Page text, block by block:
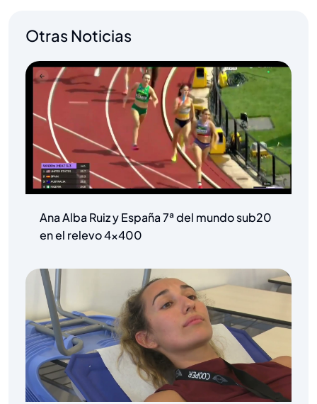
Otras Noticias
Ana Alba Ruiz y España 7ª del mundo sub20
en el relevo 4×400